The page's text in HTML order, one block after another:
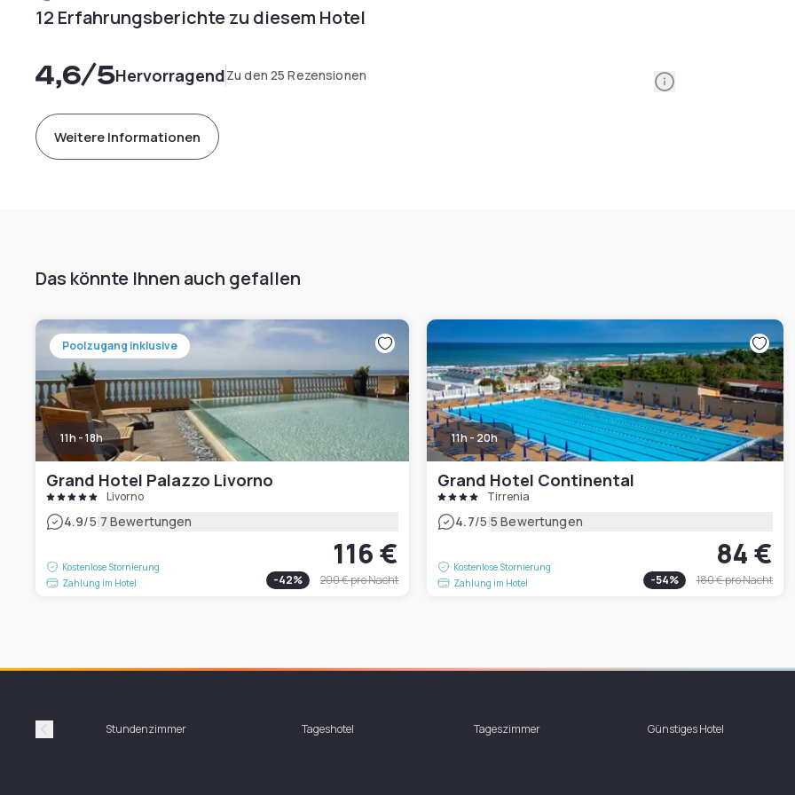
12 Erfahrungsberichte zu diesem Hotel
4,6/5HervorragendZu den 25 Rezensionen Information
Weitere Informationen
Das könnte Ihnen auch gefallen
Poolzugang inklusive
11h - 18h
Grand Hotel Palazzo Livorno
Livorno
4.9/5|7 Bewertungen
Kostenlose Stornierung
Zahlung im Hotel
116 €
-42% 200 €pro Nacht
11h - 20h
Grand Hotel Continental
Tirrenia
4.7/5|5 Bewertungen
Kostenlose Stornierung
Zahlung im Hotel
84 €
-54% 180 €pro Nacht
PrécédentStundenzimmer Tageshotel Tageszimmer Günstiges Hotel